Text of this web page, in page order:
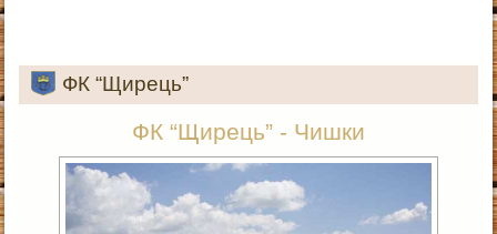
ФК “Щирець”
ФК “Щирець” - Чишки